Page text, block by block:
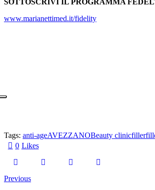
www.marianettimed.it/fidelity
Tags: anti-ageAVEZZANOBeauty clinicfiller
0 Likes
Previous